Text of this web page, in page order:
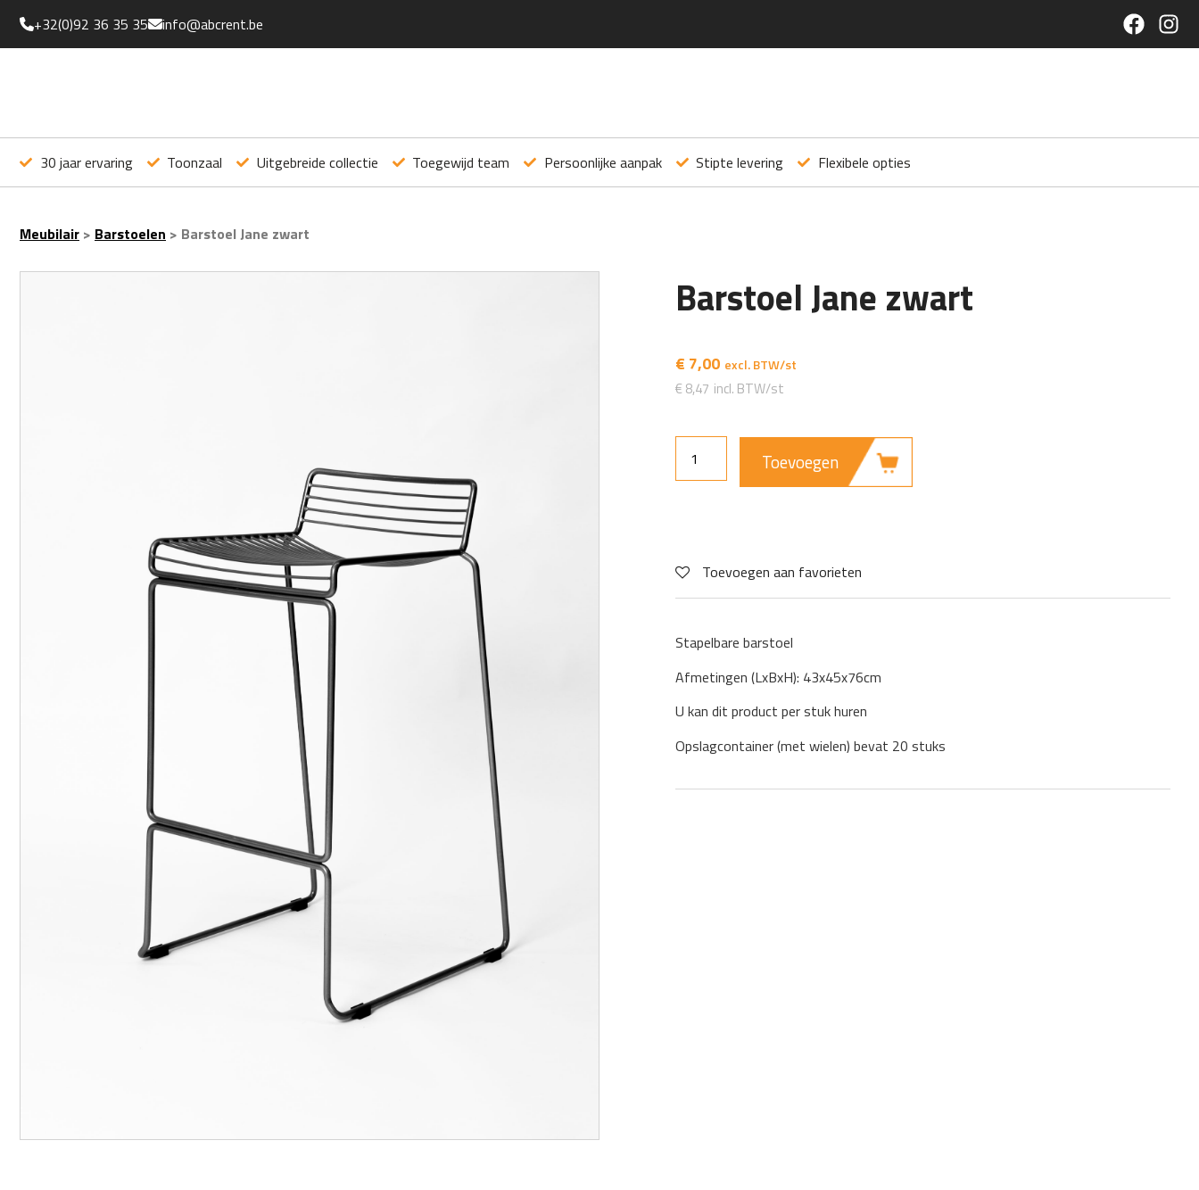
+32(0)92 36 35 35 info@abcrent.be
30 jaar ervaring Toonzaal Uitgebreide collectie Toegewijd team Persoonlijke aanpak Stipte levering Flexibele opties
Meubilair > Barstoelen > Barstoel Jane zwart
Barstoel Jane zwart
€ 7,00
€ 8,47
Toevoegen
Toevoegen aan favorieten
Stapelbare barstoel
Afmetingen (LxBxH): 43x45x76cm
U kan dit product per stuk huren
Opslagcontainer (met wielen) bevat 20 stuks